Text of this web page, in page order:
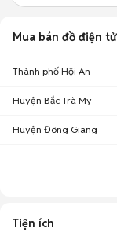
Mua bán đồ điện tử
Thành phố Hội An
Huyện Bắc Trà My
Huyện Đông Giang
Tiện ích